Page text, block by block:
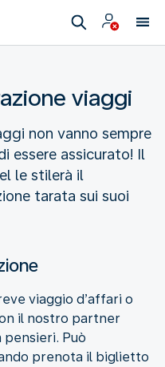
viaggi
non vanno sempre
essere assicurato! Il
le stilerà il
tarata sui suoi
viaggio d’affari o
il nostro partner
pensieri. Può
prenota il biglietto